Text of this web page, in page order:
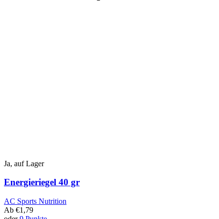
Ja, auf Lager
Energieriegel 40 gr
AC Sports Nutrition
Ab €1,79